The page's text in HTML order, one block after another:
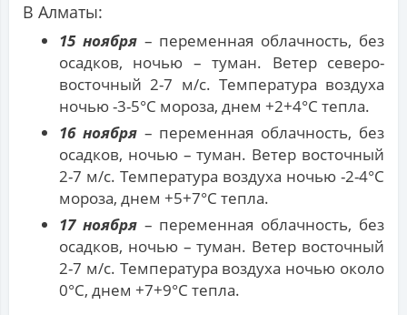
В Алматы:
15 ноября– переменная облачность, без
осадков, ночью – туман. Ветер северо-
восточный 2-7 м/с. Температура воздуха
ночью -3-5°С мороза, днем +2+4°С тепла.
16 ноября– переменная облачность, без
осадков, ночью – туман. Ветер восточный
2-7 м/с. Температура воздуха ночью -2-4°С
мороза, днем +5+7°С тепла.
17 ноября– переменная облачность, без
осадков, ночью – туман. Ветер восточный
2-7 м/с. Температура воздуха ночью около
0°С, днем +7+9°С тепла.